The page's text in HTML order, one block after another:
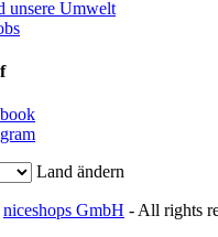
unsere Umwelt
Land ändern
niceshops GmbH - All rights